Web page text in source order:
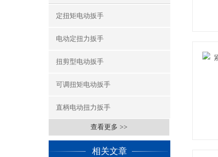
定扭矩电动扳手
电动定扭力扳手
扭剪型电动扳手
可调扭矩电动扳手
直柄电动扭力扳手
查看更多 >>
相关文章